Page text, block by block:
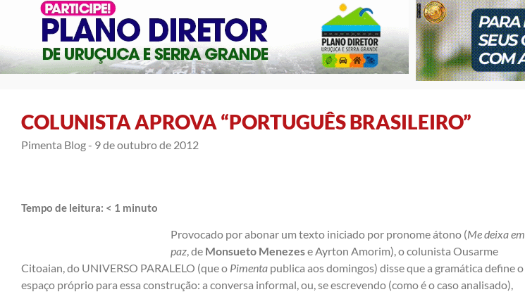
COLUNISTA APROVA “PORTUGUÊS BRASILEIRO”
Pimenta Blog - 9 de outubro de 2012
Tempo de leitura: < 1 minuto
Provocado por abonar um texto iniciado por pronome átono (Me deixa em
paz , de Monsueto Menezese Ayrton Amorim), o colunista Ousarme
Citoaian, do UNIVERSO PARALELO (que o Pimenta publica aos domingos) disse que a gramática define o
espaço próprio para essa construção: a conversa informal, ou, se escrevendo (como é o caso analisado),